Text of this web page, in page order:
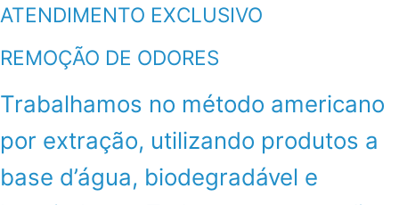
ATENDIMENTO EXCLUSIVO
REMOÇÃO DE ODORES
Trabalhamos no método americano
por extração, utilizando produtos a
base d’água, biodegradável e